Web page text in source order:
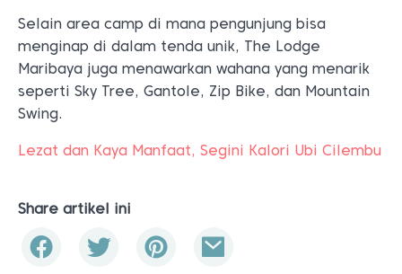
Selain area camp di mana pengunjung bisa
menginap di dalam tenda unik, The Lodge
Maribaya juga menawarkan wahana yang menarik
seperti Sky Tree, Gantole, Zip Bike, dan Mountain
Swing.
Lezat dan Kaya Manfaat, Segini Kalori Ubi Cilembu
Share artikel ini